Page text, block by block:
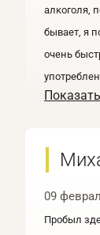
алкоголя,
бывает, я
очень
09
Пробыл